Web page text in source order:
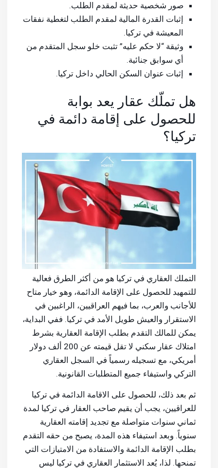
صور شخصية حديثة لمقدم الطلب.
إثبات القدرة المالية لمقدم الطلب لتغطية نفقات
المعيشة في تركيا.
وثيقة “لا حكم عليه” تثبت خلو سجل المتقدم من
أي سوابق جنائية.
إثبات عنوان السكن الحالي داخل تركيا.
هل تملّك عقار يعد بوابة
للحصول على إقامة دائمة في
تركيا؟
التملك العقاري في تركيا هو من أكثر الطرق فعالية
للتمهيد للحصول على الإقامة الدائمة، وهو خيار متاح
للأجانب والعرب، بما فيهم العراقيين، الراغبين في
الاستقرار والعيش طويل الأمد في تركيا. ففي البداية،
يمكن للمالك التقدم بطلب الإقامة العقارية بشرط
امتلاك عقار سكني لا تقل قيمته عن 200 ألف دولار
أمريكي، مع تسجيله رسمياً في السجل العقاري
التركي واستيفاء جميع المتطلبات القانونية.
ثم بعد ذلك، للحصول على الاقامة الدائمة في تركيا
للعراقيين، يجب أن يقيم صاحب العقار في تركيا لمدة
ثماني سنوات متواصلة مع تجديد إقامته العقارية
سنوياً. وبعد استيفاء هذه المدة، يصبح من حقه التقدم
بطلب الإقامة الدائمة والاستفادة من الامتيازات التي
تمنحها. لذا، يُعد الاستثمار العقاري في تركيا ليس